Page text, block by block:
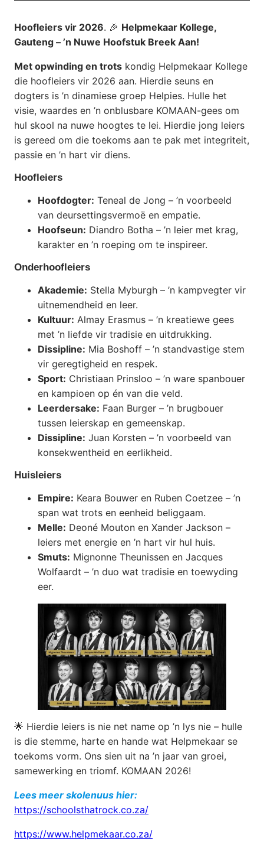
Hoofleiers vir 2026. 🎉 Helpmekaar Kollege,
Gauteng – ’n Nuwe Hoofstuk Breek Aan!
Met opwinding en trots kondig Helpmekaar Kollege
die hoofleiers vir 2026 aan. Hierdie seuns en
dogters is ’n dinamiese groep Helpies. Hulle het
visie, waardes en ’n onblusbare KOMAAN-gees om
hul skool na nuwe hoogtes te lei. Hierdie jong leiers
is gereed om die toekoms aan te pak met integriteit,
passie en ’n hart vir diens.
Hoofleiers
Hoofdogter: Teneal de Jong – ’n voorbeeld
van deursettingsvermoë en empatie.
Hoofseun: Diandro Botha – ’n leier met krag,
karakter en ’n roeping om te inspireer.
Onderhoofleiers
Akademie: Stella Myburgh – ’n kampvegter vir
uitnemendheid en leer.
Kultuur: Almay Erasmus – ’n kreatiewe gees
met ’n liefde vir tradisie en uitdrukking.
Dissipline: Mia Boshoff – ’n standvastige stem
vir geregtigheid en respek.
Sport: Christiaan Prinsloo – ’n ware spanbouer
en kampioen op én van die veld.
Leerdersake: Faan Burger – ’n brugbouer
tussen leierskap en gemeenskap.
Dissipline: Juan Korsten – ’n voorbeeld van
konsekwentheid en eerlikheid.
Huisleiers
Empire: Keara Bouwer en Ruben Coetzee – ’n
span wat trots en eenheid beliggaam.
Melle: Deoné Mouton en Xander Jackson –
leiers met energie en ’n hart vir hul huis.
Smuts: Mignonne Theunissen en Jacques
Wolfaardt – ’n duo wat tradisie en toewyding
eer.
🌟 Hierdie leiers is nie net name op ’n lys nie – hulle
is die stemme, harte en hande wat Helpmekaar se
toekoms vorm. Ons sien uit na ’n jaar van groei,
samewerking en triomf. KOMAAN 2026!
Lees meer skolenuus hier:
https://schoolsthatrock.co.za/
https://www.helpmekaar.co.za/